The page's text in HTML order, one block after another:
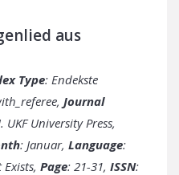
aus
Type: Endekste
Journal
University Press,
: Januar, Language:
Page: 21-31, ISSN: